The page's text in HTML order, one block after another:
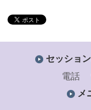
セッショ
電話
メ